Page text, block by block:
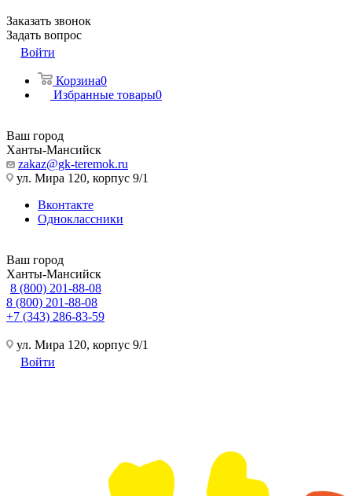
Заказать звонок
Задать вопрос
Войти
Корзина0
Избранные товары0
Ваш город
Ханты-Мансийск
zakaz@gk-teremok.ru
ул. Мира 120, корпус 9/1
Вконтакте
Одноклассники
Ваш город
Ханты-Мансийск
8 (800) 201-88-08
8 (800) 201-88-08
+7 (343) 286-83-59
ул. Мира 120, корпус 9/1
Войти